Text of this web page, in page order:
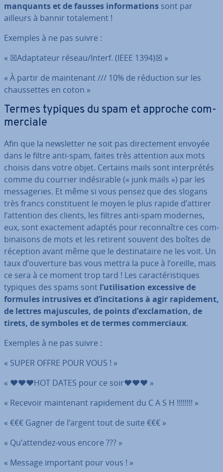
manquants et de fausses in­for­ma­tions sont par
ailleurs à bannir to­ta­le­ment !
Exemples à ne pas suivre :
« ☒Adap­ta­teur réseau/Interf. (IEEE 1394)☒ »
« À partir de main­te­nant /// 10% de réduction sur les
chaus­settes en coton »
Termes typiques du spam et approche com­
mer­ciale
Afin que la news­let­ter ne soit pas di­rec­te­ment envoyée
dans le filtre anti-spam, faites très attention aux mots
choisis dans votre objet. Certains mails sont in­ter­pré­tés
comme du courrier in­dé­si­rable (« junk mails ») par les
mes­sa­ge­ries. Et même si vous pensez que des slogans
très francs cons­ti­tuent le moyen le plus rapide d’attirer
l’attention des clients, les filtres anti-spam modernes,
eux, sont exac­te­ment adaptés pour re­con­naître ces com­
bi­nai­sons de mots et les retirent souvent des boîtes de
réception avant même que le des­ti­na­taire ne les voit. Un
taux d’ouverture bas vous mettra la puce à l’oreille, mais
ce sera à ce moment trop tard ! Les ca­rac­té­ris­tiques
typiques des spams sont l’uti­li­sa­tion excessive de
formules in­tru­sives et d’in­ci­ta­tions à agir ra­pi­de­ment,
de lettres ma­jus­cules, de points d’ex­cla­ma­tion, de
tirets, de symboles et de termes com­mer­ciaux.
Exemples à ne pas suivre :
« SUPER OFFRE POUR VOUS ! »
« ♥♥♥HOT DATES pour ce soir♥♥♥ »
« Recevoir main­te­nant ra­pi­de­ment du C A S H !!!!!!!! »
« €€€ Gagner de l’argent tout de suite €€€ »
« Qu’attendez-vous encore ??? »
« Message important pour vous ! »